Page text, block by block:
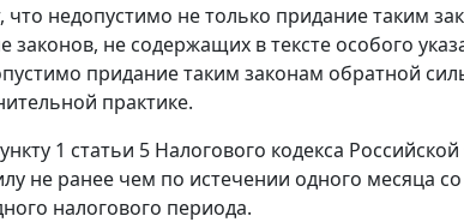
что недопустимо не только придание таким
законов, не содержащих в тексте особого
придание таким законам обратной
практике.
1 статьи 5 Налогового кодекса
не ранее чем по истечении одного месяца
налогового периода.